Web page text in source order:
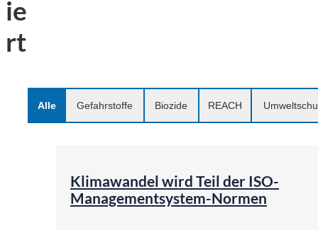
ie
rt
Alle Gefahrstoffe Biozide REACH
Klimawandel wird Teil der ISO-
Managementsystem-Normen